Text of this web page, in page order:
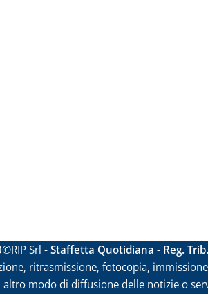
©RIP Srl -Staffetta Quotidiana - Reg.
ritrasmissione, fotocopia,
altro modo di diffusione delle notizie o